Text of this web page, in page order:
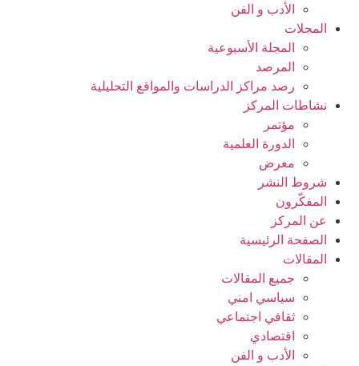
الأدب و الفن
المجلات
المجلة الأسبوعية
المرصد
رصد مراكز الدراسات والمواقع التحليلية
نشاطات المركز
مؤتمر
الدورة العلمیة
معرض
شروط النشر
المفکّرون
عن المركز
الصفحة الرئیسیة
المقالات
جمیع المقالات
سیاسي امني
ثقافي اجتماعي
اقتصادي
الأدب و الفن